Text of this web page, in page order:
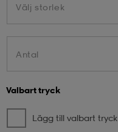
Välj storlek
Välj storlek
Antal
Valbart tryck
Lägg till valbart tryck